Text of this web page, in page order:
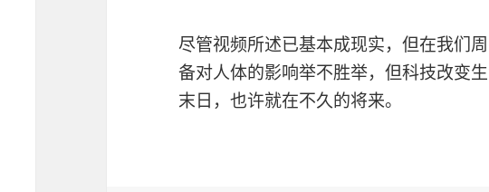
尽管视频所述已基本成现实，但在我们
备对人体的影响举不胜举，但科技改变
末日，也许就在不久的将来。